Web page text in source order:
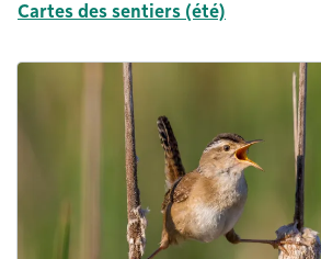
Cartes des sentiers (été)